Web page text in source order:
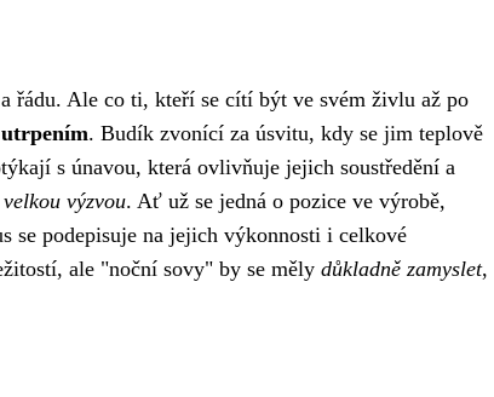
řádu. Ale co ti, kteří se cítí být ve svém živlu až po
. Budík zvonící za úsvitu, kdy se jim teplově
s únavou, která ovlivňuje jejich soustředění a
velkou výzvou. Ať už se jedná o pozice ve výrobě,
se podepisuje na jejich výkonnosti i celkové
ale "noční sovy" by se měly důkladně zamyslet,